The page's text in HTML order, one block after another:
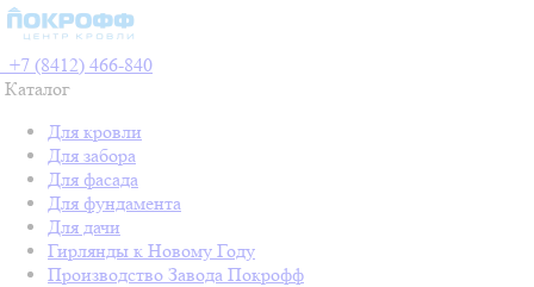
+7 (8412) 466-840
Каталог
Для кровли
Для забора
Для фасада
Для фундамента
Для дачи
Гирлянды к Новому Году
Производство Завода Покрофф